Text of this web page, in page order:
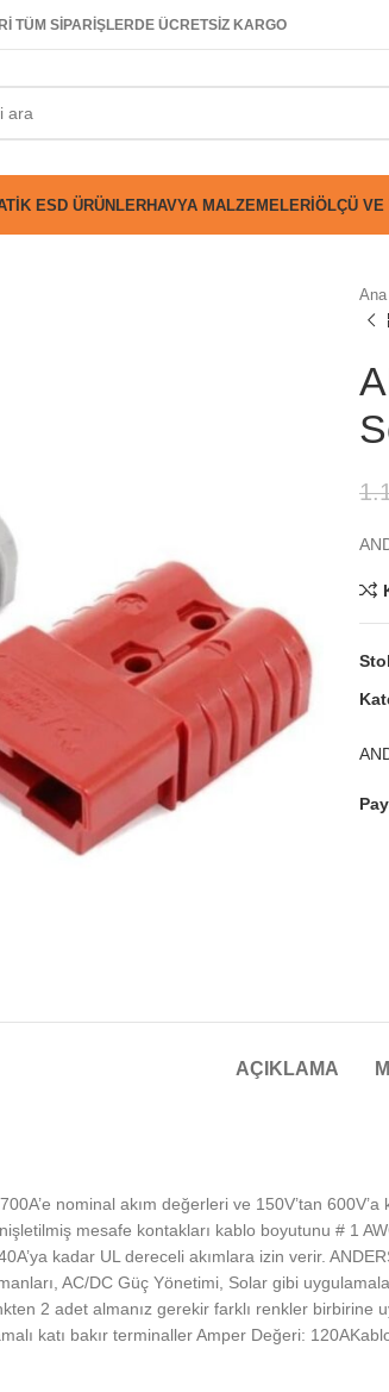
TÜM SİPARİŞLERDE ÜCRETSİZ KARGO
ESD ÜRÜNLERHAVYA MALZEMELERIÖLÇÜ VE
AÇIKLAMA
nominal akım değerleri ve 150V’tan
mesafe kontakları kablo boyutunu # 1
kadar UL dereceli akımlara izin verir.
AC/DC Güç Yönetimi, Solar gibi
2 adet almanız gerekir farklı renkler
katı bakır terminaller Amper Değeri: